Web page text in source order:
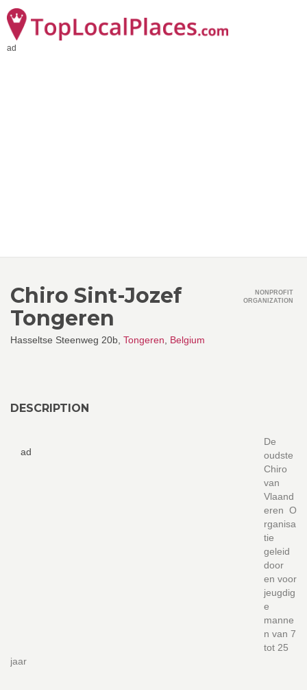
ad
Chiro Sint-Jozef
Tongeren
Hasseltse Steenweg 20b, Tongeren Belgium
NONPROFIT
ORGANIZATION
DESCRIPTION
ad
De
oudste
Chiro
van
Vlaand
eren O
rganisa
tie
geleid
door
en voor
jeugdig
e
manne
n van 7
tot 25
jaar